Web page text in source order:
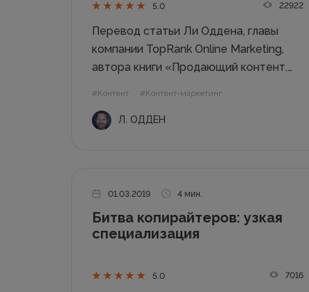
5.0 22922
Перевод статьи Ли Оддена, главы
компании TopRank Online Marketing,
автора книги «Продающий контент.
Вы только запустили великолепную
«Каннских...
#Контент #Контент-маркетинг
Л. ОДДЕН
01.03.2019 4 мин.
Битва копирайтеров: узкая
специализация
5.0 7016